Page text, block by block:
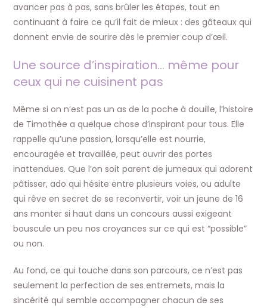
avancer pas à pas, sans brûler les étapes, tout en
continuant à faire ce qu’il fait de mieux : des gâteaux qui
donnent envie de sourire dès le premier coup d’œil.​
Une source d’inspiration… même pour
ceux qui ne cuisinent pas
Même si on n’est pas un as de la poche à douille, l’histoire
de Timothée a quelque chose d’inspirant pour tous. Elle
rappelle qu’une passion, lorsqu’elle est nourrie,
encouragée et travaillée, peut ouvrir des portes
inattendues. Que l’on soit parent de jumeaux qui adorent
pâtisser, ado qui hésite entre plusieurs voies, ou adulte
qui rêve en secret de se reconvertir, voir un jeune de 16
ans monter si haut dans un concours aussi exigeant
bouscule un peu nos croyances sur ce qui est “possible”
ou non.​
Au fond, ce qui touche dans son parcours, ce n’est pas
seulement la perfection de ses entremets, mais la
sincérité qui semble accompagner chacun de ses